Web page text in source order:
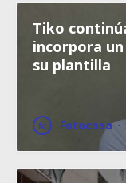
Tiko
incorpora
su plantilla
Fotocasa ·